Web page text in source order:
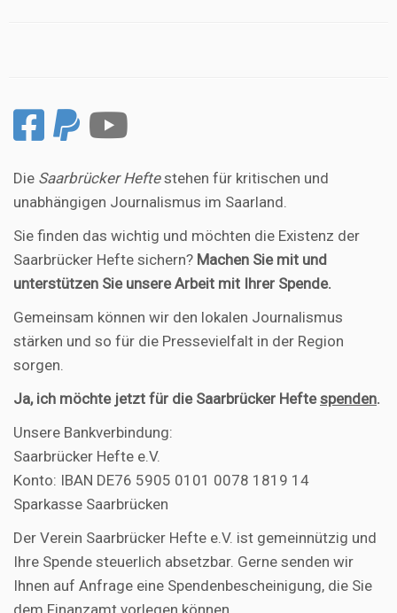
Die Saarbrücker Heftestehen für kritischen und
unabhängigen Journalismus im Saarland.
Sie finden das wichtig und möchten die Existenz der
Saarbrücker Hefte sichern? Machen Sie mit und
unterstützen Sie unsere Arbeit mit Ihrer Spende.
Gemeinsam können wir den lokalen Journalismus
stärken und so für die Pressevielfalt in der Region
sorgen.
Ja, ich möchte jetzt für die Saarbrücker Heftespenden.
Unsere Bankverbindung:
Saarbrücker Hefte e.V.
Konto: IBAN DE76 5905 0101 0078 1819 14
Sparkasse Saarbrücken
Der Verein Saarbrücker Hefte e.V. ist gemeinnützig und
Ihre Spende steuerlich absetzbar. Gerne senden wir
Ihnen auf Anfrage eine Spendenbescheinigung, die Sie